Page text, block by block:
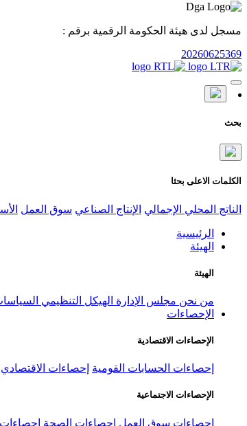
مسجل لدى هيئة الحكومة الرقمية برقم :
20260625369
بحث
الكلمات الاعلى بحثا
الناتج المحلي الإجمالي الإنتاج الصناعي سوق العمل
الرئيسية
الهيئة
الهيئة
من نحن مجلس الإدارة الهيكل التنظيمي
الإحصاءات
الإحصاءات الاقتصادية
إحصاءات الحسابات القومية إحصاءات
الإحصاءات الاجتماعية
إحصاءات سوق العمل إحصاءات الصحة إحصاءات